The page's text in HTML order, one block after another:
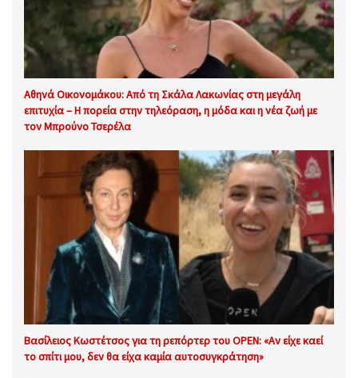
Αθηνά Οικονομάκου: Από τη Σκάλα Λακωνίας στη μεγάλη
επιτυχία – Η πορεία στην τηλεόραση, η μόδα και η νέα ζωή με
τον Μπρούνο Τσερέλα
Βασίλειος Κωστέτσος για τη ρεπόρτερ του OPEN: «Αν είχε καεί
το σπίτι μου, δεν θα είχα καμία αυτοσυγκράτηση»